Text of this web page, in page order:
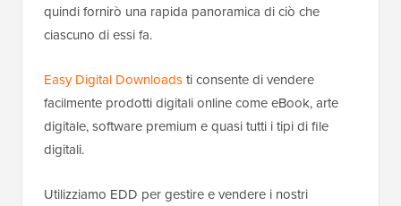
quindi fornirò una rapida panoramica di ciò che
ciascuno di essi fa.
Easy Digital Downloadsti consente di vendere
facilmente prodotti digitali online come eBook, arte
digitale, software premium e quasi tutti i tipi di file
digitali.
Utilizziamo EDD per gestire e vendere i nostri